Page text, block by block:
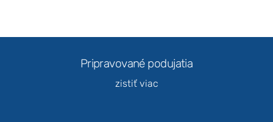
Pripravované podujatia
zistiť viac
Marketing
svojich
správania